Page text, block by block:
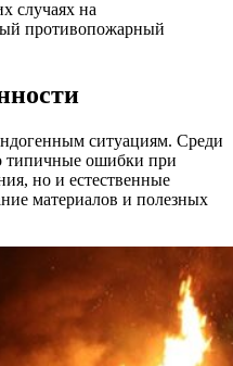
случаях на
противопожарный
ситуациям. Среди
типичные ошибки при
но и естественные
материалов и полезных